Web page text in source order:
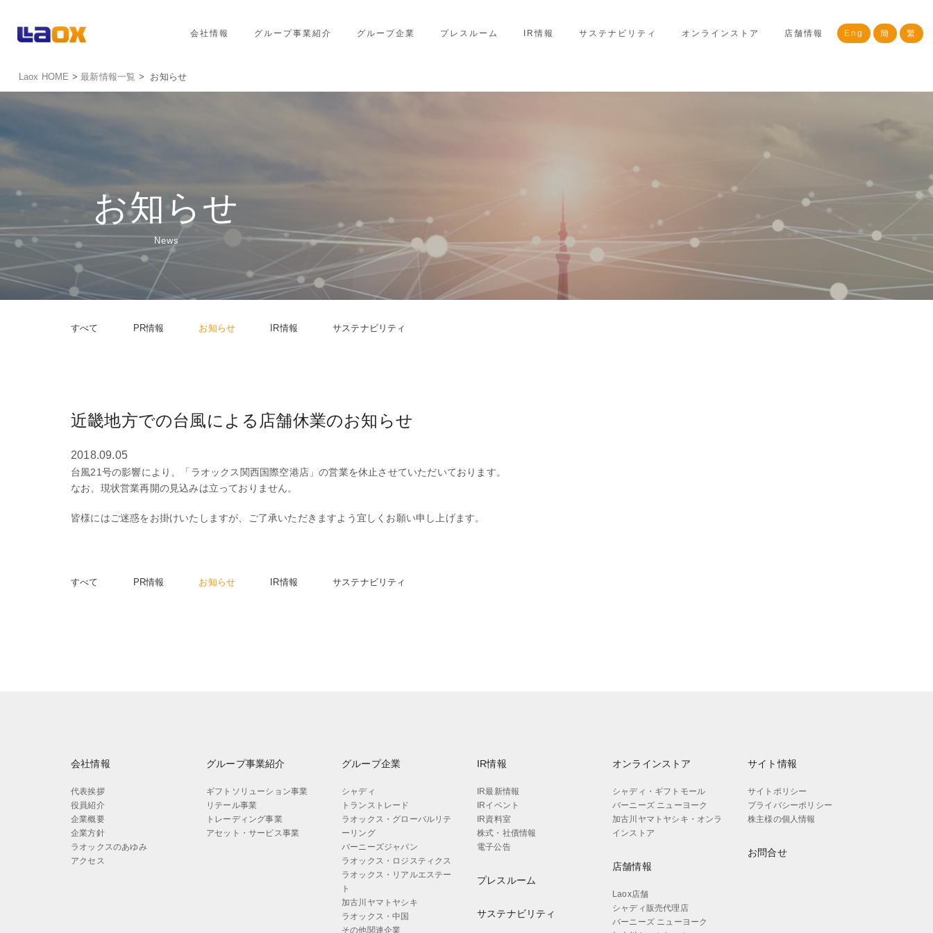
会社情報 グループ事業紹介 グループ企業 プレスルーム IR情報 サステナビリティ オンラインストア 店舗情報 Eng 簡 繁
Laox HOME >最新情報一覧 > お知らせ
お知らせ
News
すべて PR情報 お知らせ IR情報 サステナビリティ
近畿地方での台風による店舗休業のお知らせ
2018.09.05
台風21号の影響により、「ラオックス関西国際空港店」の営業を休止させていただいております。
なお、現状営業再開の見込みは立っておりません。
皆様にはご迷惑をお掛けいたしますが、ご了承いただきますよう宜しくお願い申し上げます。
すべて PR情報 お知らせ IR情報 サステナビリティ
会社情報
代表挨拶
役員紹介
企業概要
企業方針
ラオックスのあゆみ
アクセス
グループ事業紹介
ギフトソリューション事業
リテール事業
トレーディング事業
アセット・サービス事業
グループ企業
シャディ
トランストレード
ラオックス・グローバルリテ
ーリング
バーニーズジャパン
ラオックス・ロジスティクス
ラオックス・リアルエステー
ト
加古川ヤマトヤシキ
ラオックス・中国
その他関連企業
IR情報
IR最新情報
IRイベント
IR資料室
株式・社債情報
電子公告
プレスルーム
サステナビリティ
オンラインストア
シャディ・ギフトモール
バーニーズ ニューヨーク
加古川ヤマトヤシキ・オンラ
インストア
店舗情報
Laox店舗
シャディ販売代理店
バーニーズ ニューヨーク
サイト情報
サイトポリシー
プライバシーポリシー
株主様の個人情報
お問合せ